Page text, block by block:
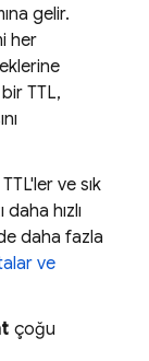
gelir.
her
TTL,
ve sık
hızlı
daha fazla
ve
çoğu